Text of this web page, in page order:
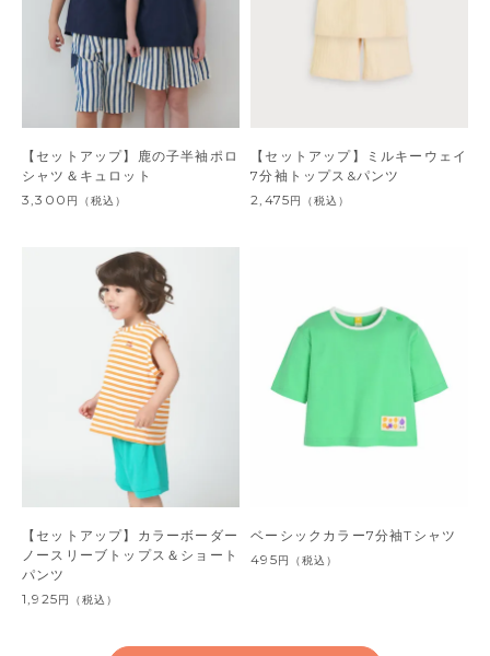
【セットアップ】鹿の子半袖ポロ
シャツ＆キュロット
3,300 円 （税込）
【セットアップ】ミルキーウェイ
7分袖トップス&パンツ
2,475円 （税込）
【セットアップ】カラーボーダー
ノースリーブトップス＆ショート
パンツ
1,925円 （税込）
ベーシックカラー7分袖Tシャツ
495円 （税込）